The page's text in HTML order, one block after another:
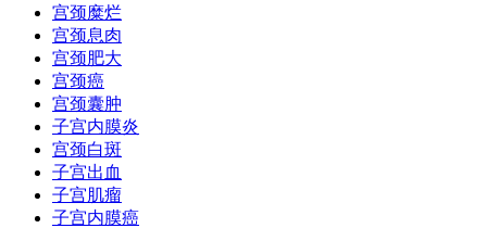
宫颈糜烂
宫颈息肉
宫颈肥大
宫颈癌
宫颈囊肿
子宫内膜炎
宫颈白斑
子宫出血
子宫肌瘤
子宫内膜癌